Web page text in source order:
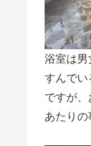
浴室は男
すんでい
ですが
あたりの